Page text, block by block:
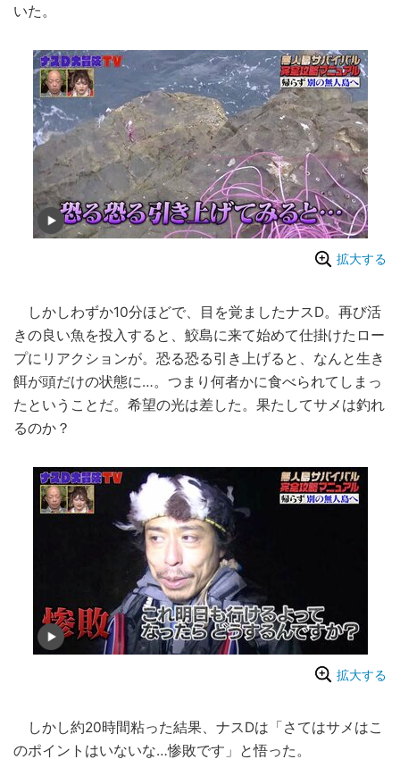
いた。
拡大する
しかしわずか10分ほどで、目を覚ましたナスD。再び活
きの良い魚を投入すると、鮫島に来て始めて仕掛けたロー
プにリアクションが。恐る恐る引き上げると、なんと生き
餌が頭だけの状態に…。つまり何者かに食べられてしまっ
たということだ。希望の光は差した。果たしてサメは釣れ
るのか？
拡大する
しかし約20時間粘った結果、ナスDは「さてはサメはこ
のポイントはいないな…惨敗です」と悟った。